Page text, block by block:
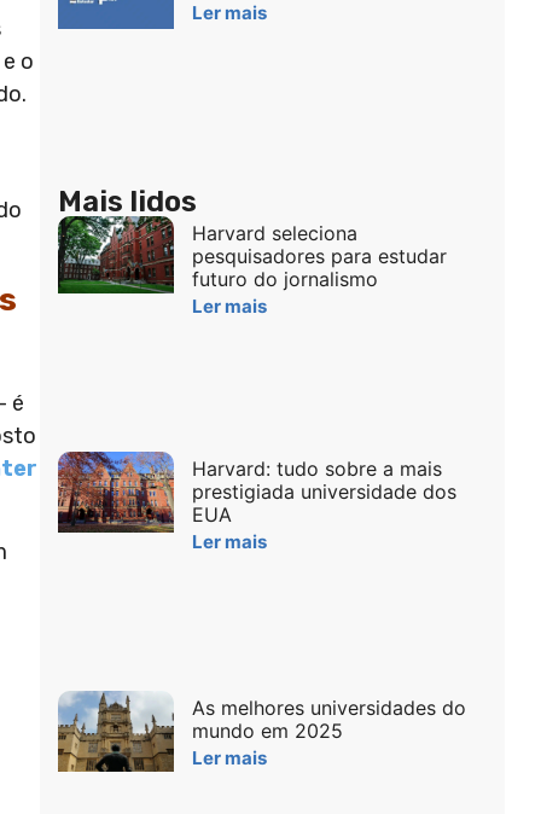
o
é
Ler mais
Mais lidos
Harvard seleciona
pesquisadores para estudar
futuro do jornalismo
Ler mais
Harvard: tudo sobre a mais
prestigiada universidade dos
EUA
Ler mais
As melhores universidades do
mundo em 2025
Ler mais